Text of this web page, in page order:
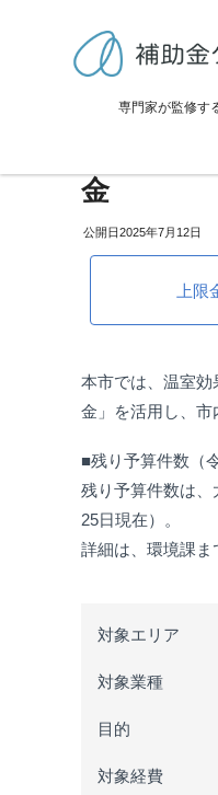
専門家が監修す
>補助金・助成金詳
金
2025年7月12日
上
本市では、温室
金」を活用し、市
■残り予算件数（
残り予算件数は、
25日現在）。
詳細は、環境課ま
対象エリア
対象業種
目的
対象経費